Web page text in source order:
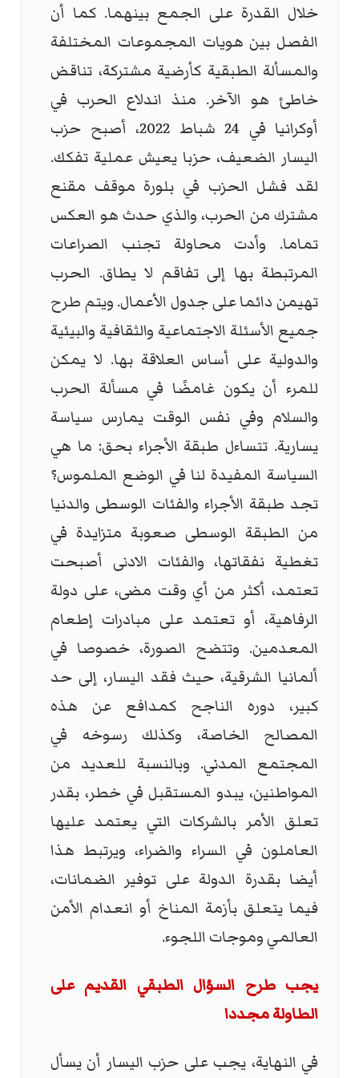
خلال القدرة على الجمع بينهما. كما أن
الفصل بين هويات المجموعات المختلفة
والمسألة الطبقية كأرضية مشتركة، تناقض
خاطئ هو الآخر. منذ اندلاع الحرب في
أوكرانيا في 24 شباط 2022، أصبح حزب
اليسار الضعيف، حزبا يعيش عملية تفكك.
لقد فشل الحزب في بلورة موقف مقنع
مشترك من الحرب، والذي حدث هو العكس
تماما. وأدت محاولة تجنب الصراعات
المرتبطة بها إلى تفاقم لا يطاق. الحرب
تهيمن دائما على جدول الأعمال. ويتم طرح
جميع الأسئلة الاجتماعية والثقافية والبيئية
والدولية على أساس العلاقة بها. لا يمكن
للمرء أن يكون غامضًا في مسألة الحرب
والسلام وفي نفس الوقت يمارس سياسة
يسارية. تتساءل طبقة الأجراء بحق: ما هي
السياسة المفيدة لنا في الوضع الملموس؟
تجد طبقة الأجراء والفئات الوسطى والدنيا
من الطبقة الوسطى صعوبة متزايدة في
تغطية نفقاتها، والفئات الادنى أصبحت
تعتمد، أكثر من أي وقت مضى، على دولة
الرفاهية، أو تعتمد على مبادرات إطعام
المعدمين. وتتضح الصورة، خصوصا في
ألمانيا الشرقية، حيث فقد اليسار، إلى حد
كبير، دوره الناجح كمدافع عن هذه
المصالح الخاصة، وكذلك رسوخه في
المجتمع المدني. وبالنسبة للعديد من
المواطنين، يبدو المستقبل في خطر، بقدر
تعلق الأمر بالشركات التي يعتمد عليها
العاملون في السراء والضراء، ويرتبط هذا
أيضا بقدرة الدولة على توفير الضمانات،
فيما يتعلق بأزمة المناخ أو انعدام الأمن
العالمي وموجات اللجوء.
يجب طرح السؤال الطبقي القديم على
الطاولة مجددا
في النهاية، يجب على حزب اليسار أن يسأل